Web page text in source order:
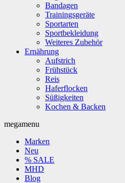
Bandagen
Trainingsgeräte
Sportarten
Sportbekleidung
Weiteres Zubehör
Ernährung
Aufstrich
Frühstück
Reis
Haferflocken
Süßigkeiten
Kochen & Backen
megamenu
Marken
Neu
% SALE
MHD
Blog